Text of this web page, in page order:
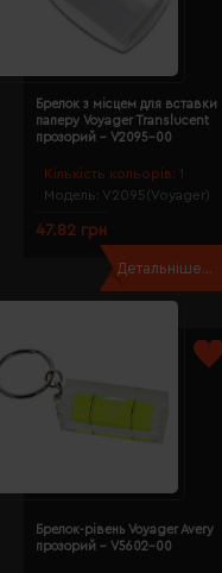
Кількість кольорів: 1
Модель: V2095(Voyager)
Брелок з місцем для вставки
паперу Voyager Translucent
прозорий - V2095-00
47.82 грн
Детальніше...
Брелок-рівень Voyager Avery
прозорий - V5602-00